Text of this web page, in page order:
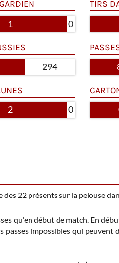
1 0
TIRS
294
2 0
22 présents sur la pelouse
qu'en début de match. En
impossibles qui